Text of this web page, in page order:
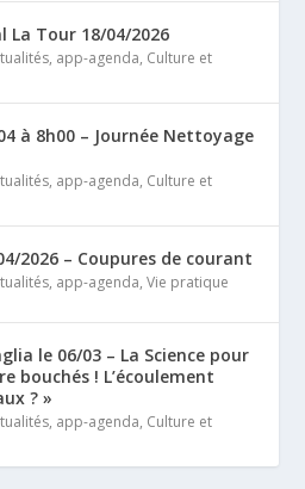
La Tour 18/04/2026
, app-agenda, Culture et
à 8h00 – Journée Nettoyage
, app-agenda, Culture et
2026 – Coupures de courant
, app-agenda,Vie pratique
le 06/03 – La Science pour
bouchés ! L’écoulement
? »
, app-agenda, Culture et